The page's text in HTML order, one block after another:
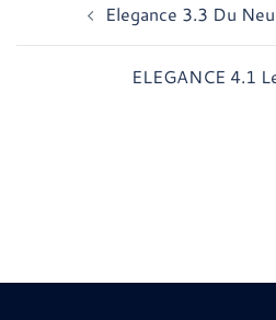
d’articleElegance 3.3 Du
ELEGANCE 4.1